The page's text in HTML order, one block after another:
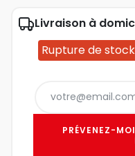
Livraison à
Rupture de stock
PRÉVENEZ-